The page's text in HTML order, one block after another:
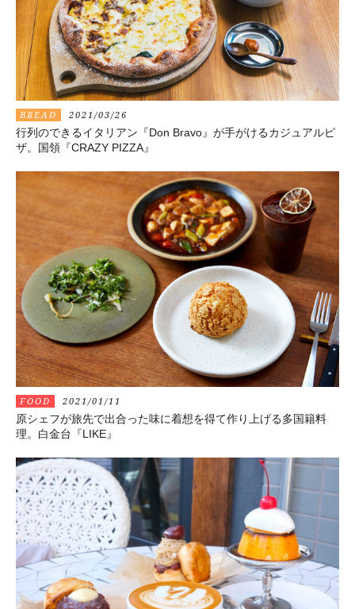
BREAD 2021/03/26
行列のできるイタリアン『Don Bravo』が手がけるカジュアルピ
ザ。国領『CRAZY PIZZA』
FOOD 2021/01/11
原シェフが旅先で出合った味に着想を得て作り上げる多国籍料
理。白金台『LIKE』